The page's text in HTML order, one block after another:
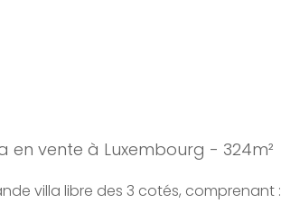
en vente à Luxembourg - 324m²
villa libre des 3 cotés, comprenant :